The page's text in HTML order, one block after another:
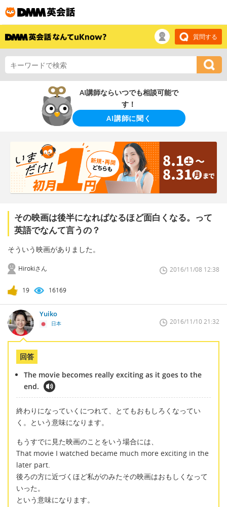
質問する
AI講師ならいつでも相談可能で
す！
AI講師に聞く
その映画は後半になればなるほど面白くなる。って
英語でなんて言うの？
そういう映画がありました。
Hirokiさん 2016/11/08 12:38
19 16169
Yuiko
日本 2016/11/10 21:32
回答
The movie becomes really exciting as it goes to the
end.
終わりになっていくにつれて、とてもおもしろくなってい
く。という意味になります。
もうすでに見た映画のことをいう場合には、
That movie I watched became much more exciting in the
later part.
後ろの方に近づくほど私がのみたその映画はおもしくなって
いった。
という意味になります。